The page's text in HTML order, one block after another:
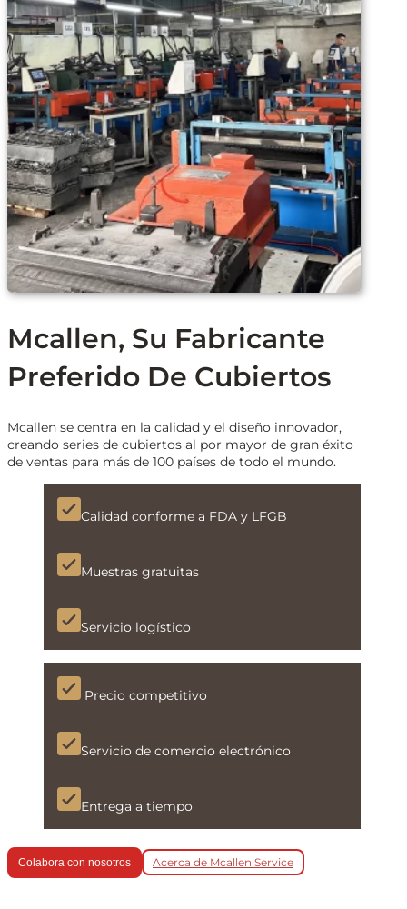
Mcallen, Su Fabricante
Preferido De Cubiertos
Mcallen se centra en la calidad y el diseño innovador,
creando series de cubiertos al por mayor de gran éxito
de ventas para más de 100 países de todo el mundo.
Calidad conforme a FDA y LFGB
Muestras gratuitas
Servicio logístico
Precio competitivo
Servicio de comercio electrónico
Entrega a tiempo
Colabora con nosotros Acerca de Mcallen Service